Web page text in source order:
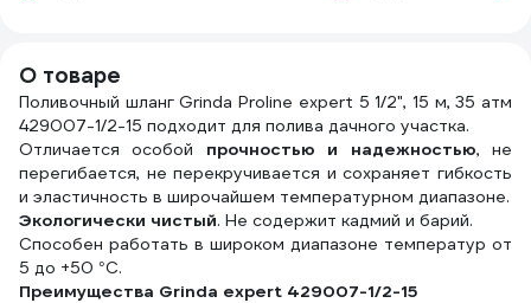
О товаре
Поливочный шланг Grinda Proline expert 5 1/2", 15 м, 35 атм
429007-1/2-15 подходит для полива дачного участка.
Отличается особой прочностью и надежностью, не
перегибается, не перекручивается и сохраняет гибкость
и эластичность в широчайшем температурном диапазоне.
Экологически чистый. Не содержит кадмий и барий.
Способен работать в широком диапазоне температур от
5 до +50 °С.
Преимущества Grinda expert 429007-1/2-15